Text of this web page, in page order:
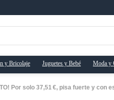
y Bricolaje Juguetes y Bebé Moda y
Por solo 37,51 €, pisa fuerte y con